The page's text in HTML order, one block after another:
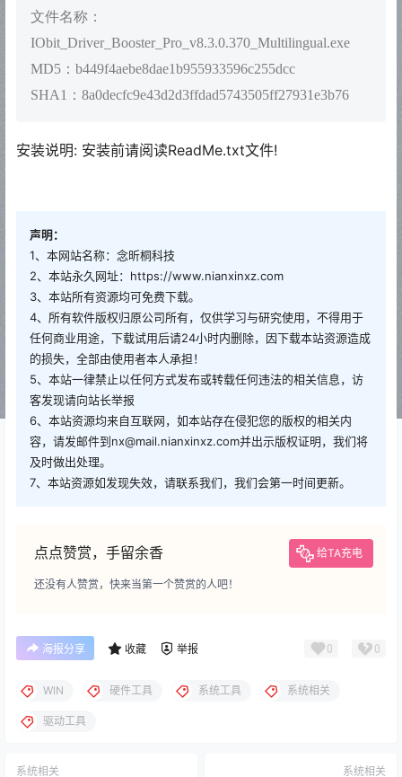
文件名称：
IObit_Driver_Booster_Pro_v8.3.0.370_Multilingual.exe
MD5：b449f4aebe8dae1b955933596c255dcc
SHA1：8a0decfc9e43d2d3ffdad5743505ff27931e3b76
安装说明: 安装前请阅读ReadMe.txt文件!
声明：
1、本网站名称：念昕桐科技
2、本站永久网址：https://www.nianxinxz.com
3、本站所有资源均可免费下载。
4、所有软件版权归原公司所有，仅供学习与研究使用，不得用于
任何商业用途，下载试用后请24小时内删除，因下载本站资源造成
的损失，全部由使用者本人承担！
5、本站一律禁止以任何方式发布或转载任何违法的相关信息，访
客发现请向站长举报
6、本站资源均来自互联网，如本站存在侵犯您的版权的相关内
容，请发邮件到nx@mail.nianxinxz.com并出示版权证明，我们将
及时做出处理。
7、本站资源如发现失效，请联系我们，我们会第一时间更新。
点点赞赏，手留余香 给TA充电
还没有人赞赏，快来当第一个赞赏的人吧！
海报分享 收藏 举报 0 0
WIN 硬件工具 系统工具 系统相关
驱动工具
系统相关 系统相关